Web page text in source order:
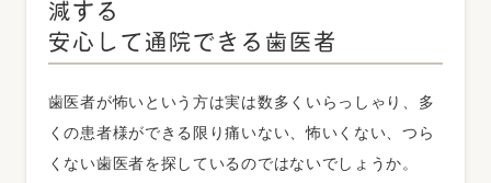
本大学歯学部付属病院 tel：03-3219-8080
減する
安心して通院できる歯医者
歯医者が怖いという方は実は数多くいらっしゃり、多
くの患者様ができる限り痛いない、怖いくない、つら
くない歯医者を探しているのではないでしょうか。